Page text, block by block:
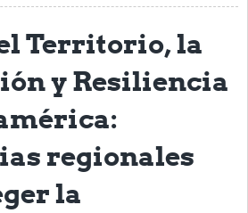
Territorio, la
y Resiliencia
regionales
la